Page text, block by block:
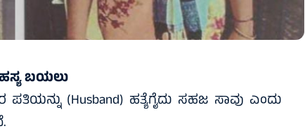
ಬಯಲು
ಪತಿಯನ್ನು (Husband) ಹತ್ಯೆಗೈದು ಸಹಜ ಸಾವು ಎಂದು